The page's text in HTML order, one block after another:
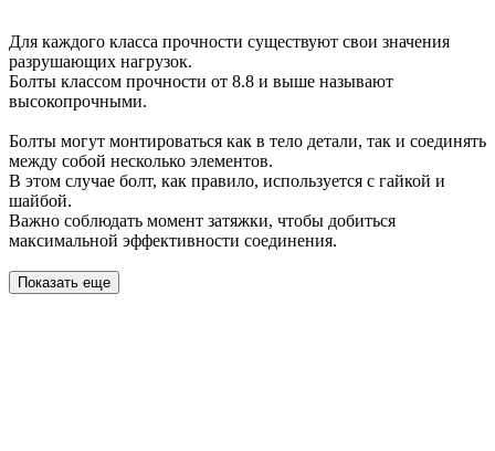
Для каждого класса прочности существуют свои значения
разрушающих нагрузок.
Болты классом прочности от 8.8 и выше называют
высокопрочными.
Болты могут монтироваться как в тело детали, так и соединять
между собой несколько элементов.
В этом случае болт, как правило, используется с гайкой и
шайбой.
Важно соблюдать момент затяжки, чтобы добиться
максимальной эффективности соединения.
Показать еще